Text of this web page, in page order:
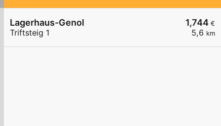
1,744 €
5,6 km
Lagerhaus-Genol
Triftsteig 1